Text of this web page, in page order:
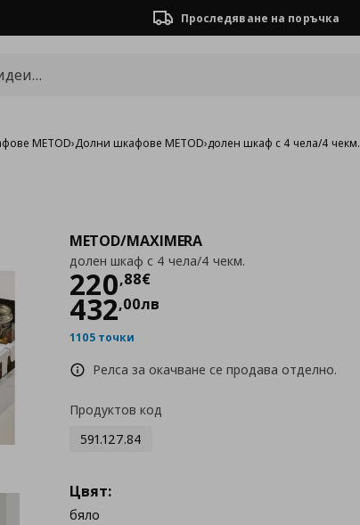
Проследяване на поръчка
METOD›Долни шкафове METOD›долен шкаф с 4 чела/4 чекм.
METOD/MAXIMERA
долен шкаф с 4 чела/4 чекм.
220,88€
Цена220,88 €
432,00лв
1105 точки
Релса за окачване се продава отделно.
Продуктов код
591.127.84
Цвят:
бяло